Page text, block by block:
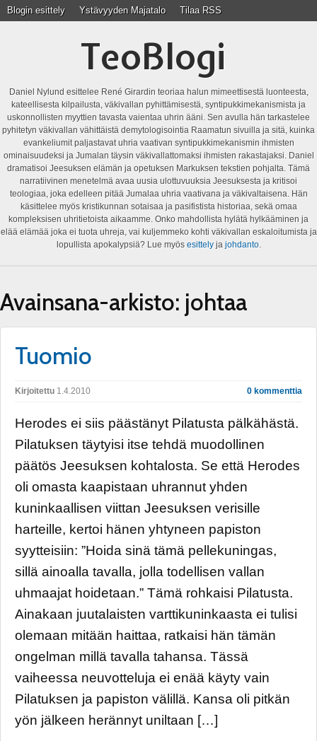
Blogin esittely Ystävyyden Majatalo Tilaa RSS
TeoBlogi
Daniel Nylund esittelee René Girardin teoriaa halun mimeettisestä luonteesta,
kateellisesta kilpailusta, väkivallan pyhittämisestä, syntipukkimekanismista ja
uskonnollisten myyttien tavasta vaientaa uhrin ääni. Sen avulla hän tarkastelee
pyhitetyn väkivallan vähittäistä demytologisointia Raamatun sivuilla ja sitä, kuinka
evankeliumit paljastavat uhria vaativan syntipukkimekanismin ihmisten
ominaisuudeksi ja Jumalan täysin väkivallattomaksi ihmisten rakastajaksi. Daniel
dramatisoi Jeesuksen elämän ja opetuksen Markuksen tekstien pohjalta. Tämä
narratiivinen menetelmä avaa uusia ulottuvuuksia Jeesuksesta ja kritisoi
teologiaa, joka edelleen pitää Jumalaa uhria vaativana ja väkivaltaisena. Hän
käsittelee myös kristikunnan sotaisaa ja pasifistista historiaa, sekä omaa
kompleksisen uhritietoista aikaamme. Onko mahdollista hylätä hylkääminen ja
elää elämää joka ei tuota uhreja, vai kuljemmeko kohti väkivallan eskaloitumista ja
lopullista apokalypsiä? Lue myös esittelyja johdanto.
Avainsana-arkisto: johtaa
Tuomio
Kirjoitettu 1.4.2010 0 kommenttia
Herodes ei siis päästänyt Pilatusta pälkähästä.
Pilatuksen täytyisi itse tehdä muodollinen
päätös Jeesuksen kohtalosta. Se että Herodes
oli omasta kaapistaan uhrannut yhden
kuninkaallisen viittan Jeesuksen verisille
harteille, kertoi hänen yhtyneen papiston
syytteisiin: ”Hoida sinä tämä pellekuningas,
sillä ainoalla tavalla, jolla todellisen vallan
uhmaajat hoidetaan.” Tämä rohkaisi Pilatusta.
Ainakaan juutalaisten varttikuninkaasta ei tulisi
olemaan mitään haittaa, ratkaisi hän tämän
ongelman millä tavalla tahansa. Tässä
vaiheessa neuvotteluja ei enää käyty vain
Pilatuksen ja papiston välillä. Kansa oli pitkän
yön jälkeen herännyt uniltaan […]